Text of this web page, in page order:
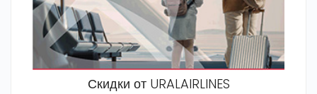
Скидки от URALAIRLINES